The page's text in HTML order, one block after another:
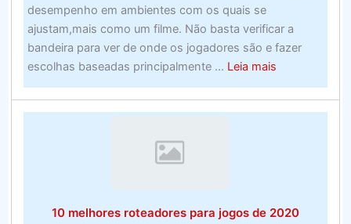
desempenho em ambientes com os quais se
ajustam,mais como um filme. Não basta verificar a
bandeira para ver de onde os jogadores são e fazer
escolhas baseadas principalmente ... Leia maisabout
Prime
cento
de
10 melhores roteadores para jogos de 2020